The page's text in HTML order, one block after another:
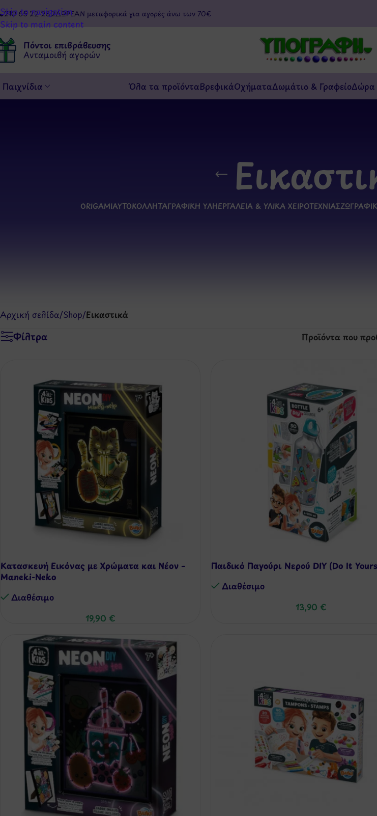
Skip to navigation
Skip to main content
210 65 22 282ΔΩΡΕΑΝ μεταφορικά για αγορές άνω των 70€
Πόντοι επιβράβευσης
Ανταμοιβή αγορών
Παιχνίδια Όλα τα προϊόνταΒρεφικάΟχήματαΔωμάτιο & ΓραφείοΔώρα
ORIGAMIΑΥΤΟΚΌΛΛΗΤΑΓΡΑΦΙΚΉ ΎΛΗΕΡΓΑΛΕΊΑ & ΥΛΙΚΆ ΧΕΙΡΟΤΕΧΝΊΑΣ
Αρχική σελίδα/Shop/Εικαστικά
Φίλτρα Προϊόντα που
Κατασκευή Εικόνας με Χρώματα και Νέον –
Maneki-Neko
Διαθέσιμo
19,90 €
Παιδικό Παγούρι Νερού DIY (Do It
Διαθέσιμo
13,90 €